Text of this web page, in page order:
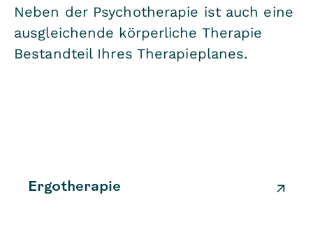
Neben der Psychotherapie ist auch eine
ausgleichende körperliche Therapie
Bestandteil Ihres Therapieplanes.
Ergotherapie